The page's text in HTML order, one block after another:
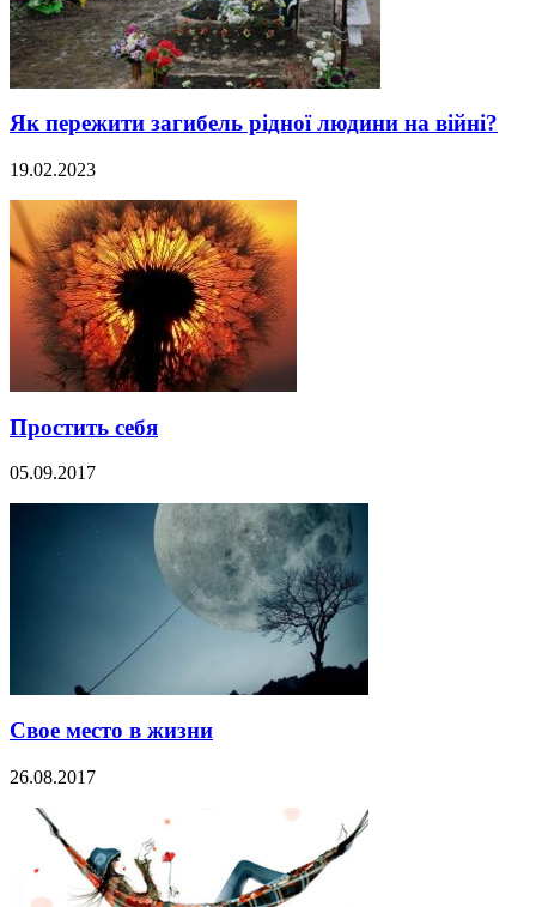
Як пережити загибель рідної людини на війні?
19.02.2023
Простить себя
05.09.2017
Свое место в жизни
26.08.2017